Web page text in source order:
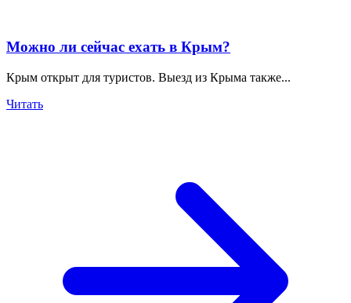
Можно ли сейчас ехать в Крым?
Крым открыт для туристов. Выезд из Крыма также...
Читать